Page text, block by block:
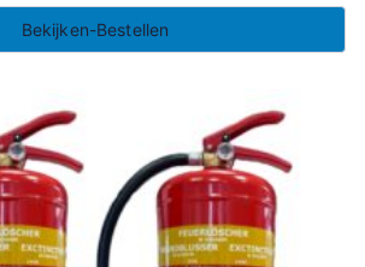
Bekijken-Bestellen